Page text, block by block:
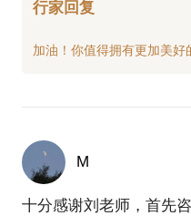
行家回复
M
十分感谢刘老师，首先